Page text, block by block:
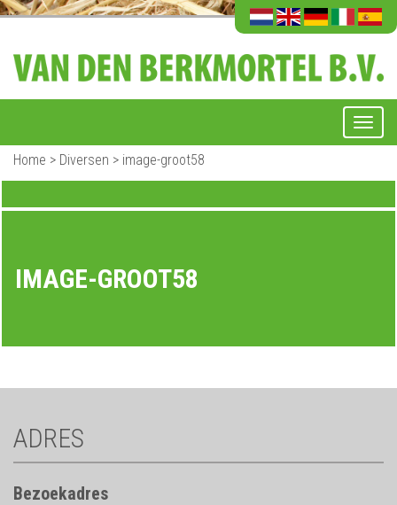
Home > Diversen > image-groot58
IMAGE-GROOT58
ADRES
Bezoekadres